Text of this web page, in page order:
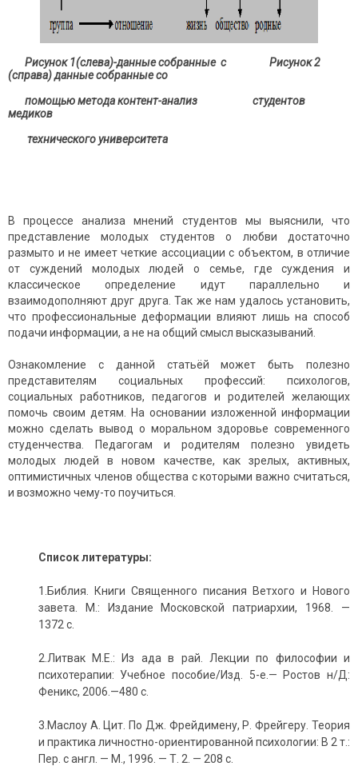
Рисунок 1(слева)-данные собранные с
Рисунок 2
(справа)данные собранные со
помощью метода контент-анализ студентов
медиков
технического университета
В процессе анализа мнений студентов мы выяснили, что
представление молодых студентов о любви достаточно
размыто и не имеет четкие ассоциации с объектом, в отличие
от суждений молодых людей о семье, где суждения и
классическое определение идут параллельно и
взаимодополняют друг друга. Так же нам удалось установить,
что профессиональные деформации влияют лишь на способ
подачи информации, а не на общий смысл высказываний.
Ознакомление с данной статьёй может быть полезно
представителям социальных профессий: психологов,
социальных работников, педагогов и родителей желающих
помочь своим детям. На основании изложенной информации
можно сделать вывод о моральном здоровье современного
студенчества. Педагогам и родителям полезно увидеть
молодых людей в новом качестве, как зрелых, активных,
оптимистичных членов общества с которыми важно считаться,
и возможно чему-то поучиться.
Список литературы:
1.Библия. Книги Священного писания Ветхого и Нового
завета. М.: Издание Московской патриархии, 1968. —
1372 с.
2.Литвак М.Е.: Из ада в рай. Лекции по философии и
психотерапии: Учебное пособие/Изд. 5-е.— Ростов н/Д:
Феникс, 2006.—480 с.
3.Маслоу А. Цит. По Дж. Фрейдимену, Р. Фрейгеру. Теория
и практика личностно-ориентированной психологии: В 2 т.:
Пер. с англ. — М., 1996. — Т. 2. — 208 с.